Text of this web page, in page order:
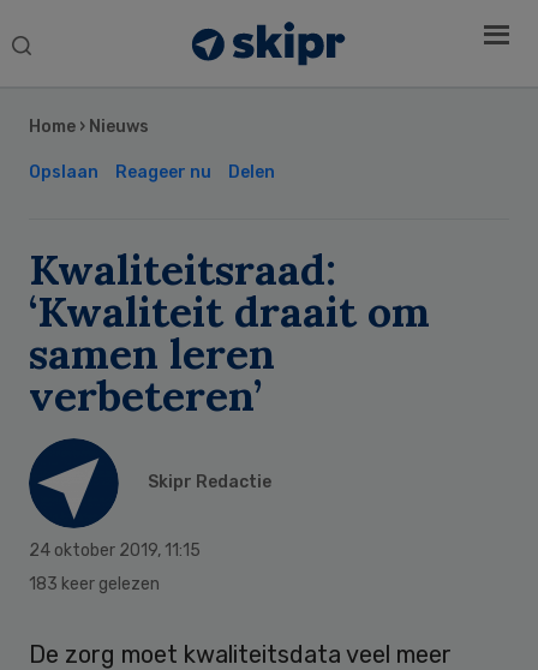
Search
Home › Nieuws
Opslaan Reageer nu Delen
Kwaliteitsraad:
‘Kwaliteit draait om
samen leren
verbeteren’
Skipr Redactie
24 oktober 2019, 11:15
183 keer gelezen
De zorg moet kwaliteitsdata veel meer
Sidebar